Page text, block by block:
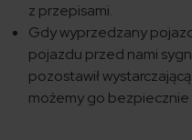
z przepisami.
Gdy wyprzedzany
pojazdu przed nami
pozostawił
możemy go bezpiecznie